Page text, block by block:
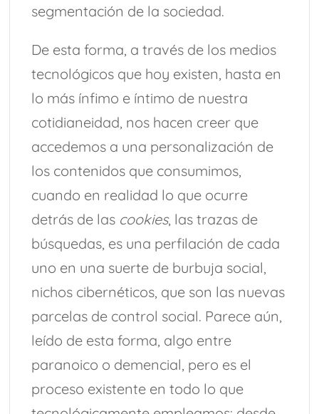
segmentación de la sociedad.
De esta forma, a través de los medios
tecnológicos que hoy existen, hasta en
lo más ínfimo e íntimo de nuestra
cotidianeidad, nos hacen creer que
accedemos a una personalización de
los contenidos que consumimos,
cuando en realidad lo que ocurre
detrás de las cookies, las trazas de
búsquedas, es una perfilación de cada
uno en una suerte de burbuja social,
nichos cibernéticos, que son las nuevas
parcelas de control social. Parece aún,
leído de esta forma, algo entre
paranoico o demencial, pero es el
proceso existente en todo lo que